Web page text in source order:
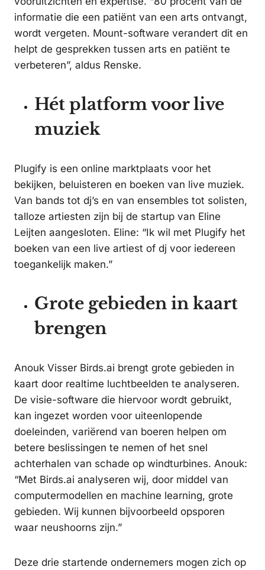
informatie die een patiënt van een arts ontvangt,
wordt vergeten. Mount-software verandert dit en
helpt de gesprekken tussen arts en patiënt te
verbeteren”, aldus Renske.
Hét platform voor live
muziek
Plugify is een online marktplaats voor het
bekijken, beluisteren en boeken van live muziek.
Van bands tot dj’s en van ensembles tot solisten,
talloze artiesten zijn bij de startup van Eline
Leijten aangesloten. Eline: “Ik wil met Plugify het
boeken van een live artiest of dj voor iedereen
toegankelijk maken.”
Grote gebieden in kaart
brengen
Anouk Visser Birds.ai brengt grote gebieden in
kaart door realtime luchtbeelden te analyseren.
De visie-software die hiervoor wordt gebruikt,
kan ingezet worden voor uiteenlopende
doeleinden, variërend van boeren helpen om
betere beslissingen te nemen of het snel
achterhalen van schade op windturbines. Anouk:
“Met Birds.ai analyseren wij, door middel van
computermodellen en machine learning, grote
gebieden. Wij kunnen bijvoorbeeld opsporen
waar neushoorns zijn.”
Deze drie startende ondernemers mogen zich op